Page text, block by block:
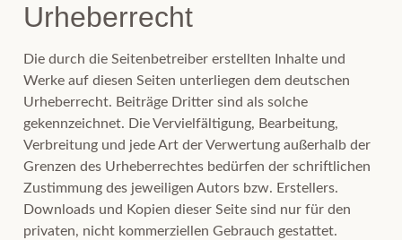
Urheberrecht
Die durch die Seitenbetreiber erstellten Inhalte und
Werke auf diesen Seiten unterliegen dem deutschen
Urheberrecht. Beiträge Dritter sind als solche
gekennzeichnet. Die Vervielfältigung, Bearbeitung,
Verbreitung und jede Art der Verwertung außerhalb der
Grenzen des Urheberrechtes bedürfen der schriftlichen
Zustimmung des jeweiligen Autors bzw. Erstellers.
Downloads und Kopien dieser Seite sind nur für den
privaten, nicht kommerziellen Gebrauch gestattet.